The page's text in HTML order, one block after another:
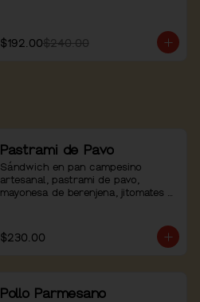
$192.00$240.00
Pastrami de Pavo
Sándwich en pan campesino
artesanal, pastrami de pavo,
mayonesa de berenjena, jitomates
$230.00
Pollo Parmesano